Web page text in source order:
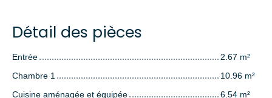
Détail des pièces
Entrée
2.67 m²
Chambre 1
10.96 m²
Cuisine aménagée et équipée
6.54 m²